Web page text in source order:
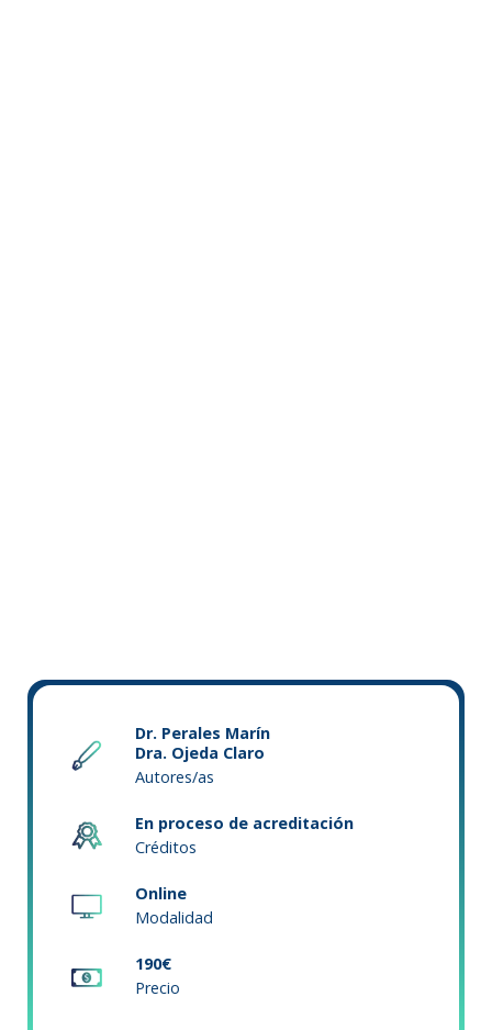
Dr. Perales Marín
Dra. Ojeda Claro
Autores/as
En proceso de acreditación
Créditos
Online
Modalidad
190€
Precio